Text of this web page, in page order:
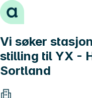
Hopp til innhold
Vi søker
stilling til YX -
Sortland